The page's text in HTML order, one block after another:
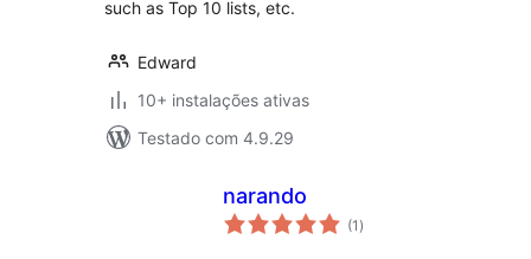
such as Top 10 lists, etc.
Edward
10+ instalações ativas
Testado com 4.9.29
narando
(1 avaliações
totais
)